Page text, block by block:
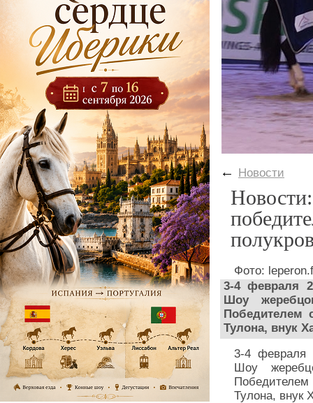
← Новости
Фото:
3-4 февраля
Шоу
Победителем
Тулона, внук
3-4 февраля
Шоу
Тулона, внук